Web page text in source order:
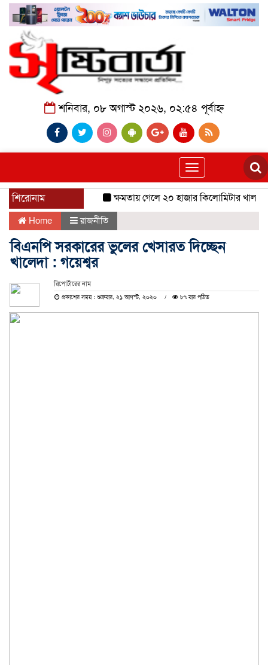
শনিবার, ০৮ অগাস্ট ২০২৬, ০২:৫৪ পূর্বাহ্ন
Toggle
navigation
শিরোনাম ক্ষমতায় গেলে ২০ হাজার কিলোমিটার খাল খনন
Home রাজনীতি
বিএনপি সরকারের ভুলের খেসারত দিচ্ছেন
খালেদা : গয়েশ্বর
রিপোর্টারের নাম
প্রকাশের সময় : শুক্রবার, ২১ আগস্ট, ২০২০
৮৭ বার পঠিত